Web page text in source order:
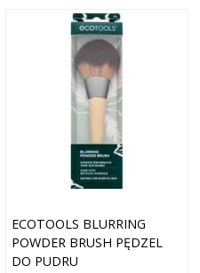
ECOTOOLS BLURRING
POWDER BRUSH PĘDZEL
DO PUDRU